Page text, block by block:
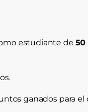
estudiante de 50
ganados para el